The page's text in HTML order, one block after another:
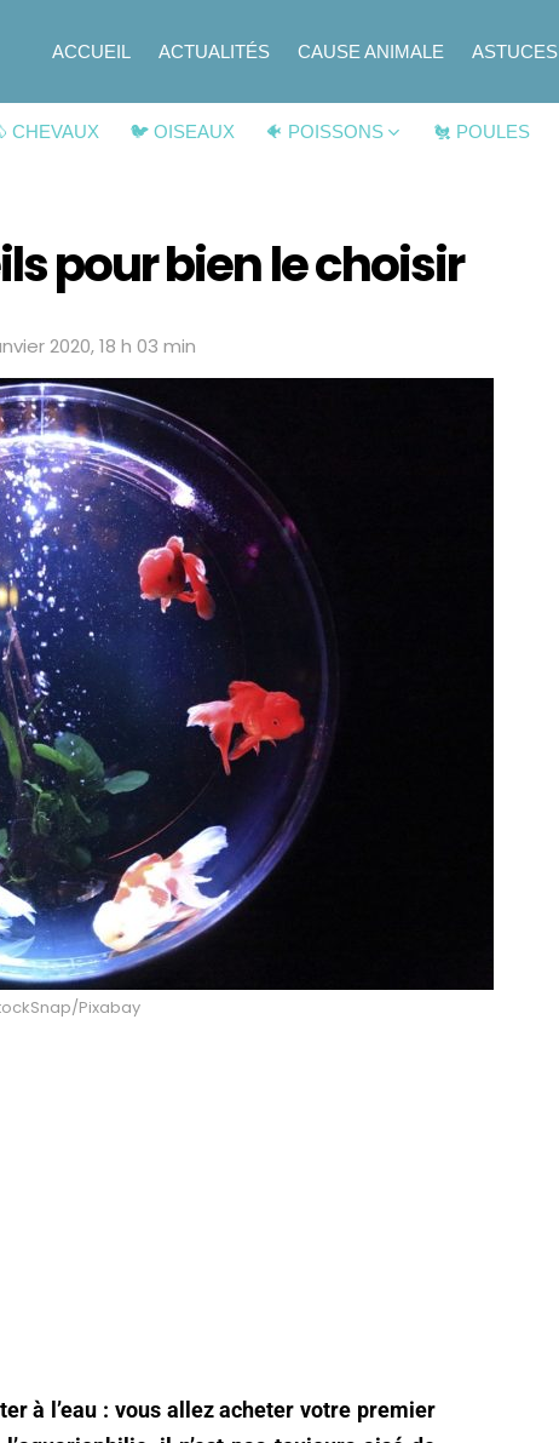
ACCUEIL ACTUALITÉS CAUSE ANIMALE ASTUCES
CHEVAUX 🐦 OISEAUX 🐠 POISSONS 🐔 POULES
pour bien le choisir
2020, 18 h 03 min
Pixabay
à l’eau : vous allez acheter votre premier